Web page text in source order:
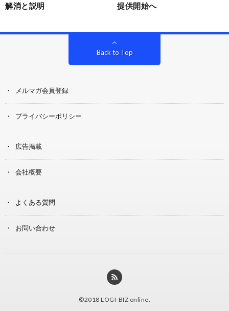
解消と説明
提供開始へ
Back to Top
メルマガ会員登録
プライバシーポリシー
広告掲載
会社概要
よくある質問
お問い合わせ
©2018 LOGI-BIZ online